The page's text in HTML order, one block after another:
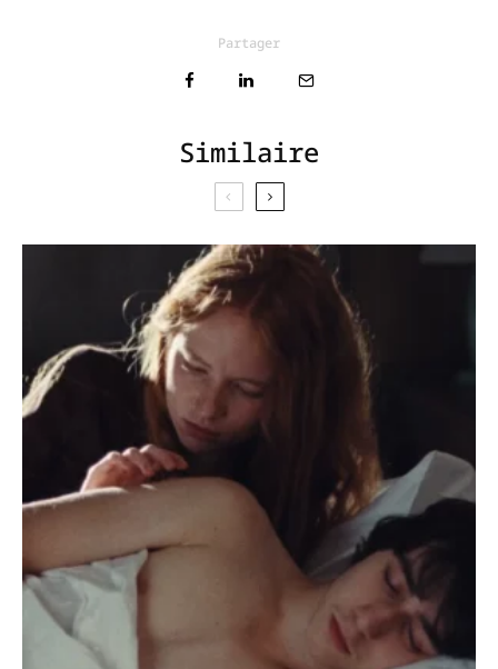
Partager
Similaire